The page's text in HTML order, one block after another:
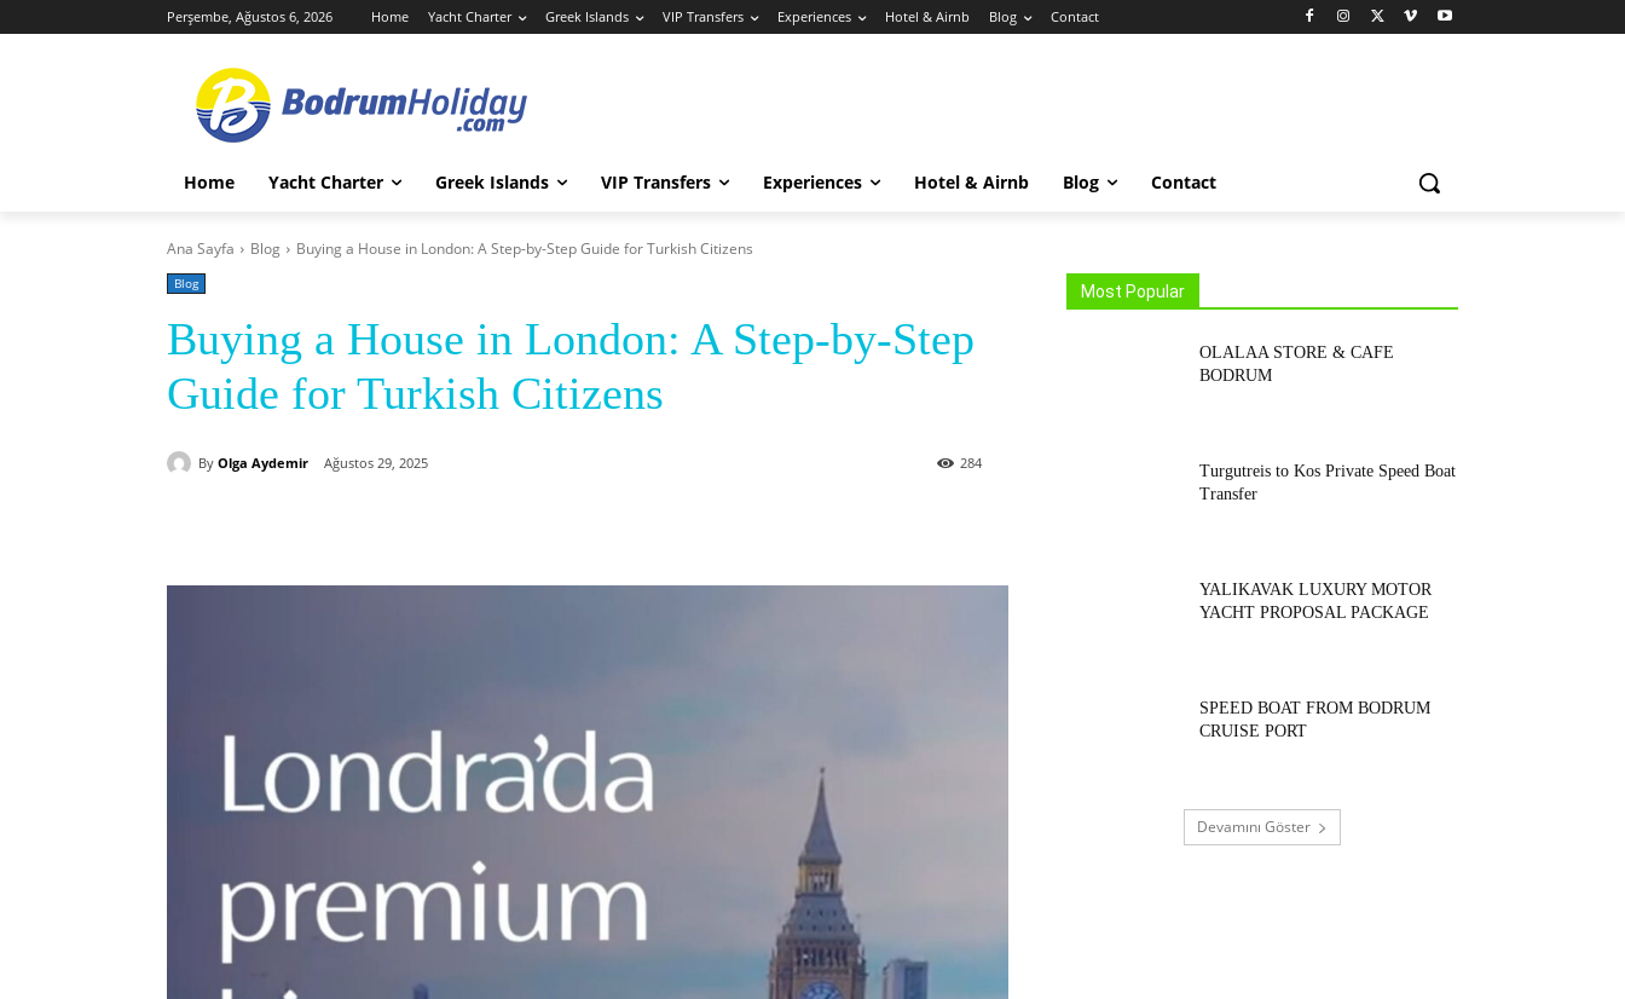
Perşembe, Ağustos 6, 2026 Home Yacht Charter Greek Islands VIP Transfers Experiences Hotel & Airnb Blog Contact
Home Yacht Charter Greek Islands VIP Transfers Experiences Hotel & Airnb Blog Contact
Ana Sayfa Blog Buying a House in London: A Step-by-Step Guide for Turkish Citizens
Blog
Buying a House in London: A Step-by-Step
Guide for Turkish Citizens
By Olga Aydemir Ağustos 29, 2025 284
Most Popular
OLALAA STORE & CAFE
BODRUM
Turgutreis to Kos Private Speed Boat
Transfer
YALIKAVAK LUXURY MOTOR
YACHT PROPOSAL PACKAGE
SPEED BOAT FROM BODRUM
CRUISE PORT
Devamını Göster